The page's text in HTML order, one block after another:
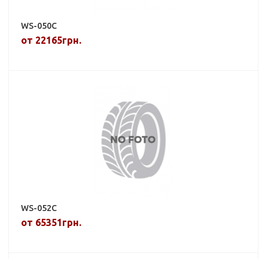
WS-050C
от 22165грн.
WS-052C
от 65351грн.